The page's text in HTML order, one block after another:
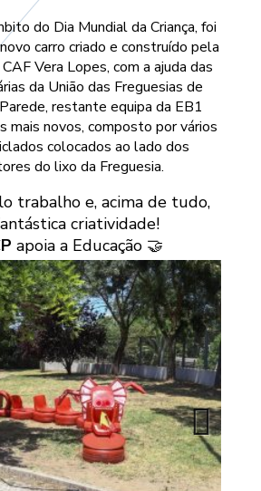
do Dia Mundial da Criança, foi
carro criado e construído pela
Vera Lopes, com a ajuda das
da União das Freguesias de
restante equipa da EB1
mais novos, composto por vários
colocados ao lado dos
do lixo da Freguesia.
trabalho e, acima de tudo,
criatividade!
apoia a Educação 🤝
Next